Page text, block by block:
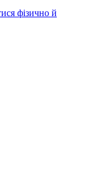
фізично й